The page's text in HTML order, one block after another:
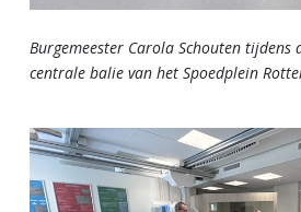
Burgemeester Carola Schouten
centrale balie van het Spoedplein